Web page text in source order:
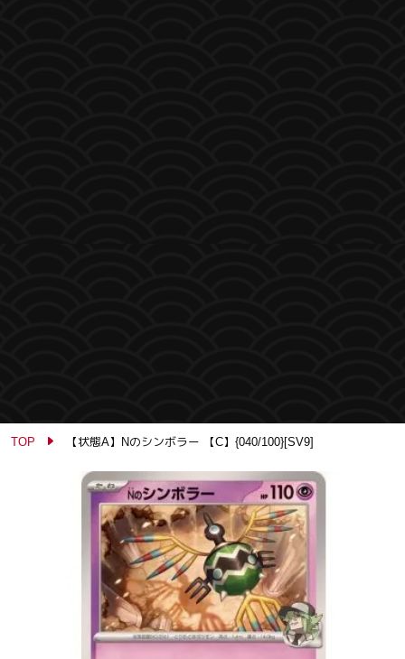
TOP 【状態A】Nのシンボラー 【C】{040/100}[SV9]